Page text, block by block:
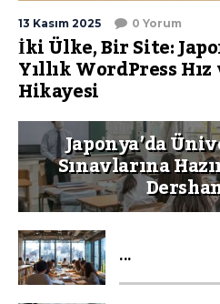
13 Kasım 2025 0 Yorum
İki Ülke, Bir Site:
Yıllık WordPress
Hikayesi
Japonya’da
Sınavlarına
...